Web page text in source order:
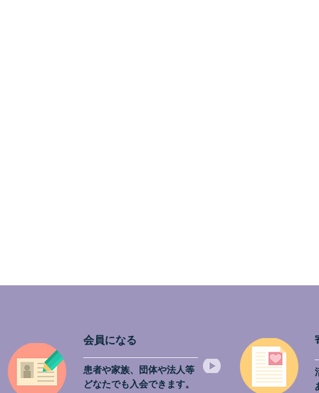
会員になる
患者や家族、団体や法人等
どなたでも入会できます。